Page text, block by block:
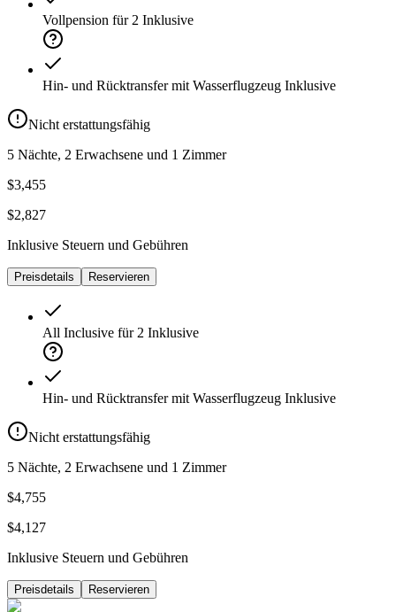
Vollpension für 2 Inklusive
Hin- und Rücktransfer mit Wasserflugzeug Inklusive
Nicht erstattungsfähig
5 Nächte, 2 Erwachsene und 1 Zimmer
$3,455
$2,827
Inklusive Steuern und Gebühren
Preisdetails Reservieren
All Inclusive für 2 Inklusive
Hin- und Rücktransfer mit Wasserflugzeug Inklusive
Nicht erstattungsfähig
5 Nächte, 2 Erwachsene und 1 Zimmer
$4,755
$4,127
Inklusive Steuern und Gebühren
Preisdetails Reservieren